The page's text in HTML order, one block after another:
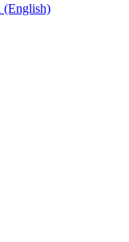
(English)